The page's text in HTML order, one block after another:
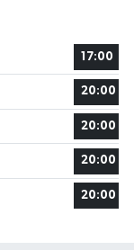
17:00
20:00
20:00
20:00
20:00